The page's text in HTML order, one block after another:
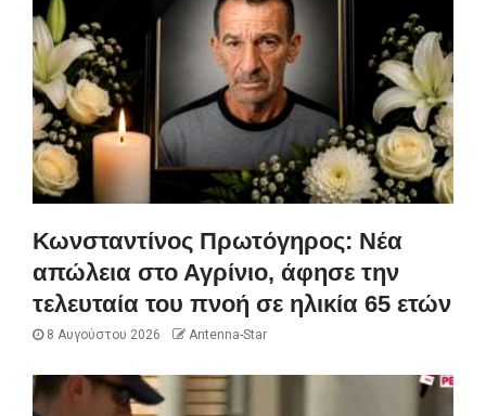
Κωνσταντίνος Πρωτόγηρος: Νέα
απώλεια στο Αγρίνιο, άφησε την
τελευταία του πνοή σε ηλικία 65 ετών
8 Αυγούστου 2026 Antenna-Star